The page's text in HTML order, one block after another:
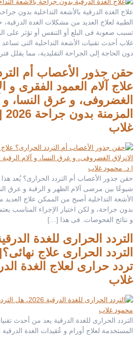
علاج الغدة الدرقية بالأشعة التداخلية بدون
الطبية لعلاج العديد من مشكلات الغدة الدرقية،
تسبب صعوبة فى البلع أو التنفس أو تؤثر على
غلاب أحدث تقنيات الأشعة التداخلية التى
دون الحاجة إلى الجراحة التقليدية، مما يقلل
حقن جذور الأعصاب أم
علاج آلام العمود الفقرى و
الغضروفى، و عرق النسا، و
غلاب
حقن جذور الأعصاب أم التردد الحرارى؟ يُعد
شيوعًا بين مرضى آلام الظهر و الرقبة و عرق
الأشعة التداخلية أصبح من الممكن علاج العديد
بدون جراحة، و لكن اختيار الإجراء المناسب
و نتائج الفحوصات. فى هذا […]
التردد الحرارى علاج
تردد حرارى لعلاج الغدة
غلاب
التردد الحرارى للغدة الدرقية يعد من أحدث
المستخدمة لعلاج أورام و عُقيدات الغدة